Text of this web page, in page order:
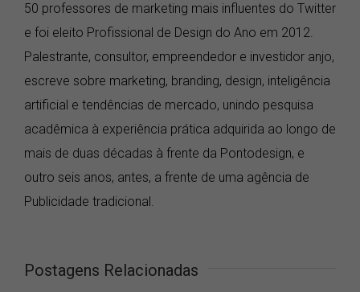
50 professores de marketing mais influentes do Twitter
e foi eleito Profissional de Design do Ano em 2012.
Palestrante, consultor, empreendedor e investidor anjo,
escreve sobre marketing, branding, design, inteligência
artificial e tendências de mercado, unindo pesquisa
acadêmica à experiência prática adquirida ao longo de
mais de duas décadas à frente da Pontodesign, e
outro seis anos, antes, a frente de uma agência de
Publicidade tradicional.
Postagens Relacionadas